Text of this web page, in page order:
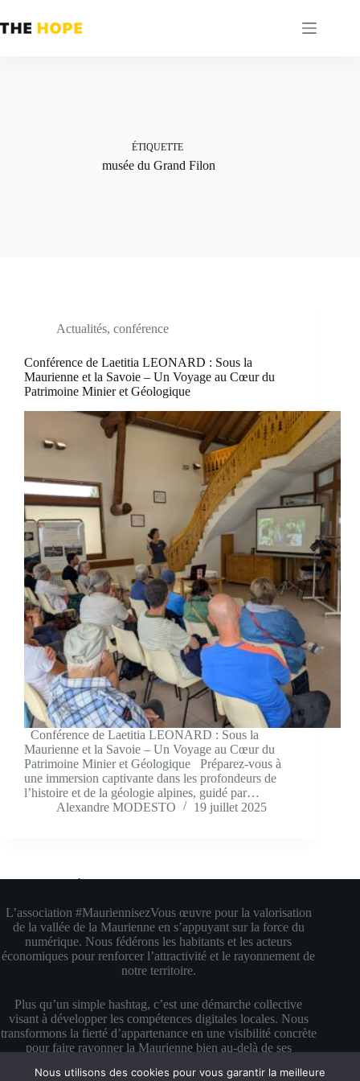
au
contenu
ÉTIQUETTE
musée du Grand Filon
Actualités, conférence
Conférence de Laetitia LEONARD : Sous la
Maurienne et la Savoie – Un Voyage au Cœur du
Patrimoine Minier et Géologique
Conférence de Laetitia LEONARD : Sous la
Maurienne et la Savoie – Un Voyage au Cœur du
Patrimoine Minier et Géologique Préparez-vous à
une immersion captivante dans les profondeurs de
l’histoire et de la géologie alpines, guidé par…
Alexandre MODESTO
19 juillet 2025
L’association #MauriennisezVous œuvre pour la valorisation
de la vallée de la Maurienne en s’appuyant sur la force du
numérique. Nous fédérons les habitants et les acteurs
économiques pour renforcer l’attractivité et le rayonnement de
notre territoire.
Plus qu’un simple hashtag, c’est une démarche collective
visant à développer les compétences digitales locales. Nous
transformons la fierté d’appartenance en une visibilité concrète
pour faire rayonner la Maurienne bien au-delà de ses
Copyright © 2026 #MauriennisezVous — Propulsé avec
Nous utilisons des cookies pour vous garantir la meilleure